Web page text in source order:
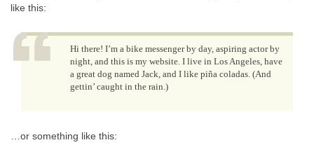
like this:
Hi there! I’m a bike messenger by day, aspiring actor by
night, and this is my website. I live in Los Angeles, have
a great dog named Jack, and I like piña coladas. (And
gettin’ caught in the rain.)
…or something like this: